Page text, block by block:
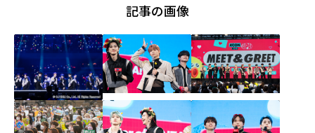
記事の画像